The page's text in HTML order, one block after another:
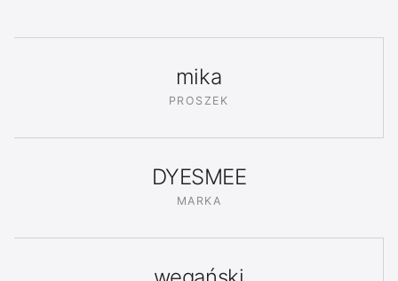
mika
PROSZEK
DYESMEE
MARKA